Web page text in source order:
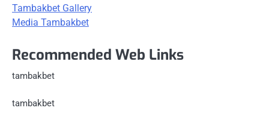
Tambakbet Gallery
Media Tambakbet
Recommended Web Links
tambakbet
tambakbet